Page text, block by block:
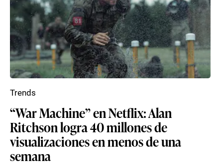
“War Machine” en Netflix: Alan
Ritchson logra 40 millones de
visualizaciones en menos de una
semana
Trends